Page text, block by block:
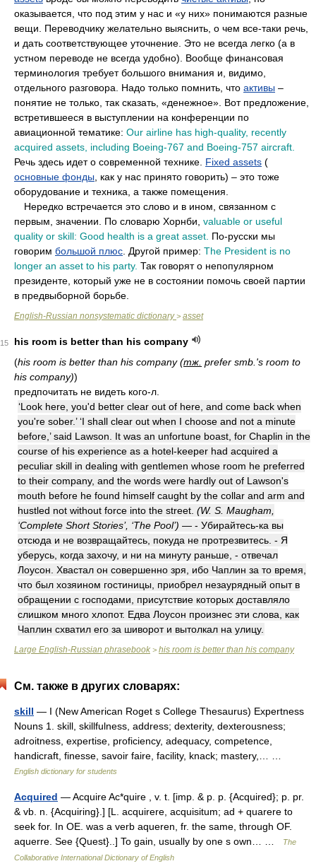
оказывается, что под этим у нас и «у них» понимаются разные
вещи. Переводчику желательно выяснить, о чем все-таки речь,
и дать соответствующее уточнение. Это не всегда легко (а в
устном переводе не всегда удобно). Вообще финансовая
терминология требует большого внимания и, видимо,
отдельного разговора. Надо только помнить, что активы –
понятие не только, так сказать, «денежное». Вот предложение,
встретившееся в выступлении на конференции по
авиационной тематике: Our airline has high-quality, recently
acquired assets, including Boeing-767 and Boeing-757 aircraft.
Речь здесь идет о современной технике. Fixed assets (
основные фонды , как у нас принято говорить) – это тоже
оборудование и техника, а также помещения.
Нередко встречается это слово и в ином, связанном с
первым, значении. По словарю Хорнби, valuable or useful
quality or skill: Good health is a great asset. По-русски мы
говорим большой плюс . Другой пример: The President is no
longer an asset to his party. Так говорят о непопулярном
президенте, который уже не в состоянии помочь своей партии
в предвыборной борьбе.
English-Russian nonsystematic dictionary> asset
15
his room is better than his company
(his room is better than his company (тж. prefer smb.'s room to
his company))
предпочитать не видеть кого-л.
‘Look here, you'd better clear out of here, and come back when
you're sober.’ ‘I shall clear out when I choose and not a minute
before,’ said Lawson. It was an unfortune boast, for Chaplin in the
course of his experience as a hotel-keeper had acquired a
peculiar skill in dealing with gentlemen whose room he preferred
to their company, and the words were hardly out of Lawson's
mouth before he found himself caught by the collar and arm and
hustled not without force into the street. (W. S. Maugham,
‘Complete Short Stories’, ‘The Pool’) — - Убирайтесь-ка вы
отсюда и не возвращайтесь, покуда не протрезвитесь. - Я
уберусь, когда захочу, и ни на минуту раньше, - отвечал
Лоусон. Хвастал он совершенно зря, ибо Чаплин за то время,
что был хозяином гостиницы, приобрел незаурядный опыт в
обращении с господами, присутствие которых доставляло
слишком много хлопот. Едва Лоусон произнес эти слова, как
Чаплин схватил его за шиворот и вытолкал на улицу.
Large English-Russian phrasebook > his room is better than his company
См. также в других словарях:
skill — I (New American Roget s College Thesaurus) Expertness
Nouns 1. skill, skillfulness, address; dexterity, dexterousness;
adroitness, expertise, proficiency, adequacy, competence,
handicraft, finesse, savoir faire, facility, knack; mastery,… …
English dictionary for students
Acquired — Acquire Ac*quire , v. t. [imp. & p. p. {Acquired}; p. pr.
& vb. n. {Acquiring}.] [L. acquirere, acquisitum; ad + quarere to
seek for. In OE. was a verb aqueren, fr. the same, through OF.
aquerre. See {Quest}..] To gain, usually by one s own… …
The
Collaborative International Dictionary of English